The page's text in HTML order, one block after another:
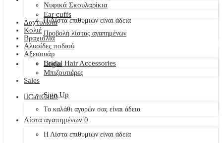
Η Λίστα επιθυμιών είναι άδεια
Προβολή λίστας αγαπημένων
Login
Sign Up
Νυφικά Σκουλαρίκια
Ear cuffs
Δαχτυλίδια
Κολιέ
Βραχιόλια
Αλυσίδες ποδιού
Αξεσουάρ
Bridal Hair Accessories
Μπιζουτιέρες
Sales
CartCart0
Το καλάθι αγορών σας είναι άδειο
Λίστα αγαπημένων 0
Η Λίστα επιθυμιών είναι άδεια